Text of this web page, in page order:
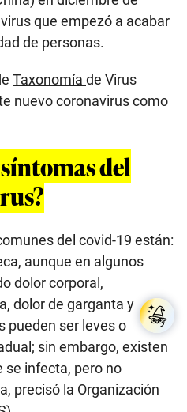
del
del covid-19 están:
aunque en algunos
dolor corporal,
dolor de garganta y
ser leves o
sin embargo, existen
se infecta, pero no
precisó la Organización
que el 80 % de
enfermedad se recupera
1 de cada 6 casos
grave y tiene dificultad